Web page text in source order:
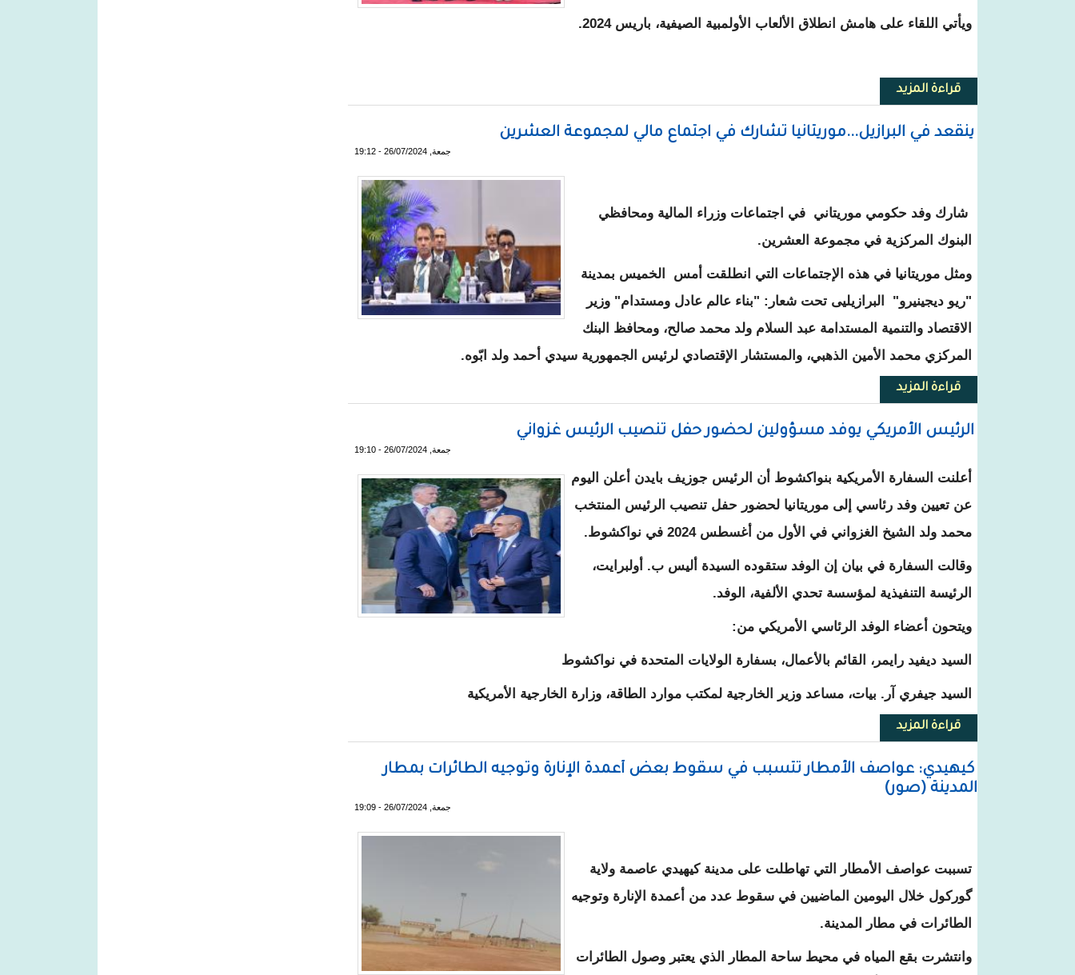
ويأتي اللقاء على هامش انطلاق الألعاب الأولمبية الصيفية، باريس 2024.
قراءة المزيدحول الرئيس الفرنسي يستقبل ولد الغزواني بقصر الأليزيه
ينقعد في البرازيل...موريتانيا تشارك في اجتماع مالي لمجموعة العشرين
جمعة, 26/07/2024 - 19:12
شارك وفد حكومي موريتاني في اجتماعات وزراء المالية ومحافظي
البنوك المركزية في مجموعة العشرين.
ومثل موريتانيا في هذه الإجتماعات التي انطلقت أمس الخميس بمدينة
"ريو ديجينيرو" البرازيليى تحت شعار: "بناء عالم عادل ومستدام" وزير
الاقتصاد والتنمية المستدامة عبد السلام ولد محمد صالح، ومحافظ البنك
المركزي محمد الأمين الذهبي، والمستشار الإقتصادي لرئيس الجمهورية سيدي أحمد ولد ابّوه.
قراءة المزيدحول ينقعد في البرازيل...موريتانيا تشارك في اجتماع مالي لمجموعة العشرين
الرئيس الأمريكي يوفد مسؤولين لحضور حفل تنصيب الرئيس غزواني
جمعة, 26/07/2024 - 19:10
أعلنت السفارة الأمريكية بنواكشوط أن الرئيس جوزيف بايدن أعلن اليوم
عن تعيين وفد رئاسي إلى موريتانيا لحضور حفل تنصيب الرئيس المنتخب
محمد ولد الشيخ الغزواني في الأول من أغسطس 2024 في نواكشوط.
وقالت السفارة في بيان إن الوفد ستقوده السيدة أليس ب. أولبرايت،
الرئيسة التنفيذية لمؤسسة تحدي الألفية، الوفد.
ويتحون أعضاء الوفد الرئاسي الأمريكي من:
السيد ديفيد رايمر، القائم بالأعمال، بسفارة الولايات المتحدة في نواكشوط
السيد جيفري آر. بيات، مساعد وزير الخارجية لمكتب موارد الطاقة، وزارة الخارجية الأمريكية
قراءة المزيدحول الرئيس الأمريكي يوفد مسؤولين لحضور حفل تنصيب الرئيس غزواني
كيهيدي: عواصف الأمطار تتسبب في سقوط بعض أعمدة الإنارة وتوجيه الطائرات بمطار
المدينة (صور)
جمعة, 26/07/2024 - 19:09
تسببت عواصف الأمطار التي تهاطلت على مدينة كيهيدي عاصمة ولاية
گوركول خلال اليومين الماضيين في سقوط عدد من أعمدة الإنارة وتوجيه
الطائرات في مطار المدينة.
وانتشرت بقع المياه في محيط ساحة المطار الذي يعتبر وصول الطائرات